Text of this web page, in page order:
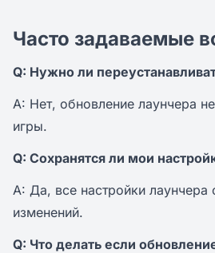
Часто задаваемые
Q: Нужно ли
A: Нет, обновление лаунчера
игры.
Q: Сохранятся ли мои
A: Да, все настройки лаунчера
изменений.
Q: Что делать если